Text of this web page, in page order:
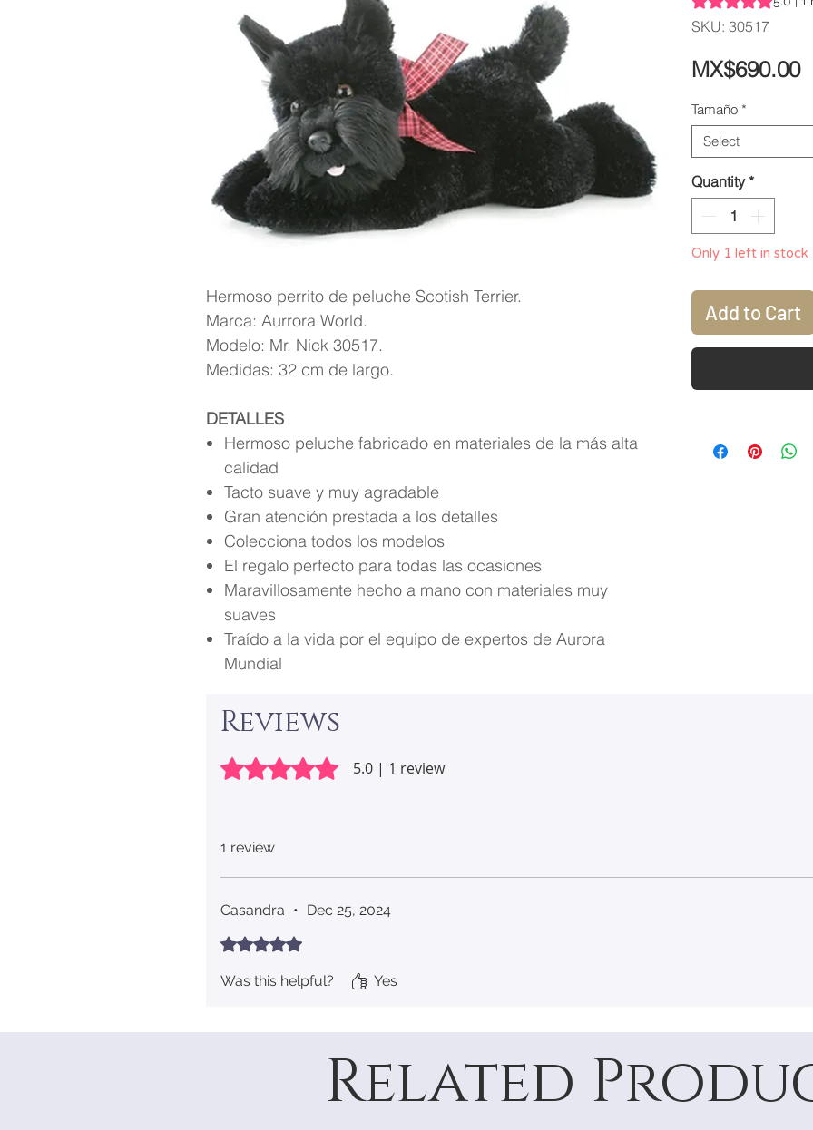
Hermoso perrito de peluche Scotish Terrier.
Marca: Aurrora World.
Modelo: Mr. Nick 30517.
Medidas: 32 cm de largo.
DETALLES
Hermoso peluche fabricado en materiales de la más alta
calidad
Tacto suave y muy agradable
Gran atención prestada a los detalles
Colecciona todos los modelos
El regalo perfecto para todas las ocasiones
Maravillosamente hecho a mano con materiales muy
suaves
Traído a la vida por el equipo de expertos de Aurora
Mundial
SKU: 30517
MX$690.00
Tamaño *
Select
Quantity *
Only 1 left in stock
Add to Cart
Reviews
Rated 5 out of 5 stars.5.0 | 1 review
1 review
Casandra • Dec 25, 2024
Rated 5 out of 5 stars.
Was this helpful? Yes
Related